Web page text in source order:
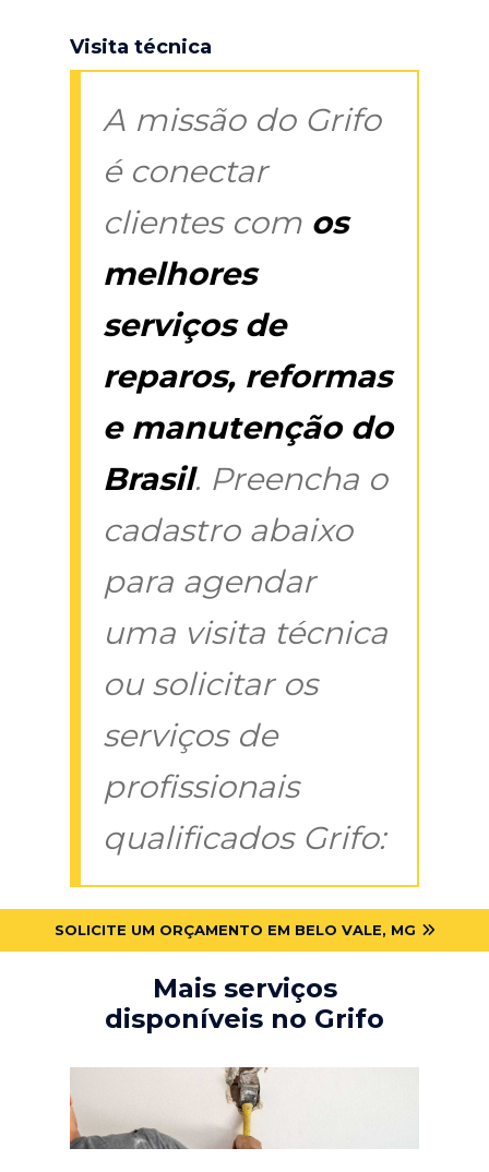
Visita técnica
A missão do Grifo
é conectar
clientes com os
melhores
serviços de
reparos, reformas
e manutenção do
Brasil. Preencha o
cadastro abaixo
para agendar
uma visita técnica
ou solicitar os
serviços de
profissionais
qualificados Grifo:
SOLICITE UM ORÇAMENTO EM BELO VALE, MG
Mais serviços
disponíveis no Grifo